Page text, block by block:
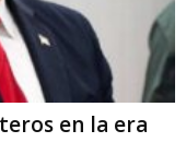
en la era